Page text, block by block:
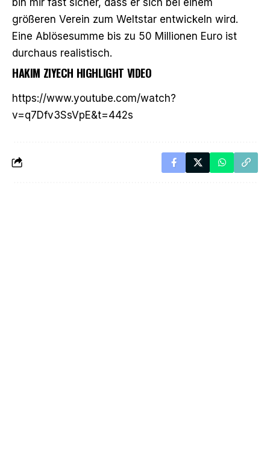
bin mir fast sicher, dass er sich bei einem
größeren Verein zum Weltstar entwickeln wird.
Eine Ablösesumme bis zu 50 Millionen Euro ist
durchaus realistisch.
HAKIM ZIYECH HIGHLIGHT VIDEO
https://www.youtube.com/watch?
v=q7Dfv3SsVpE&t=442s